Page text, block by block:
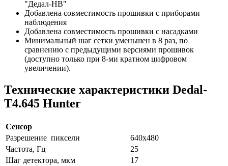
"Дедал-НВ"
Добавлена совместимость прошивки с приборами
наблюдения
Добавлена совместимость прошивки с насадками
Минимальный шаг сетки уменьшен в 8 раз, по
сравнению с предыдущими версиями прошивок
(доступно только при 8-ми кратном цифровом
увеличении).
Технические характеристики Dedal-
T4.645 Hunter
Сенсор
Разрешение пиксели
640x480
Частота, Гц
25
Шаг детектора, мкм
17